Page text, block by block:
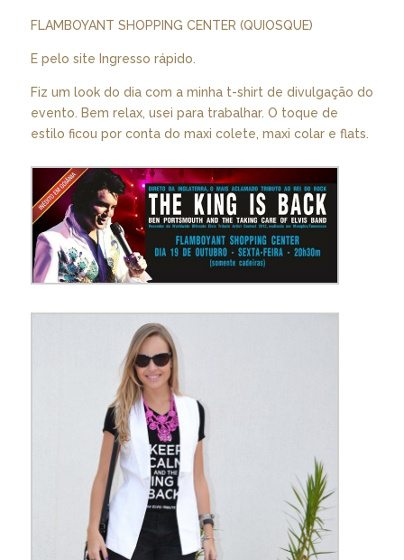
FLAMBOYANT SHOPPING CENTER (QUIOSQUE)
E pelo site Ingresso rápido.
Fiz um look do dia com a minha t-shirt de divulgação do
evento. Bem relax, usei para trabalhar. O toque de
estilo ficou por conta do maxi colete, maxi colar e flats.